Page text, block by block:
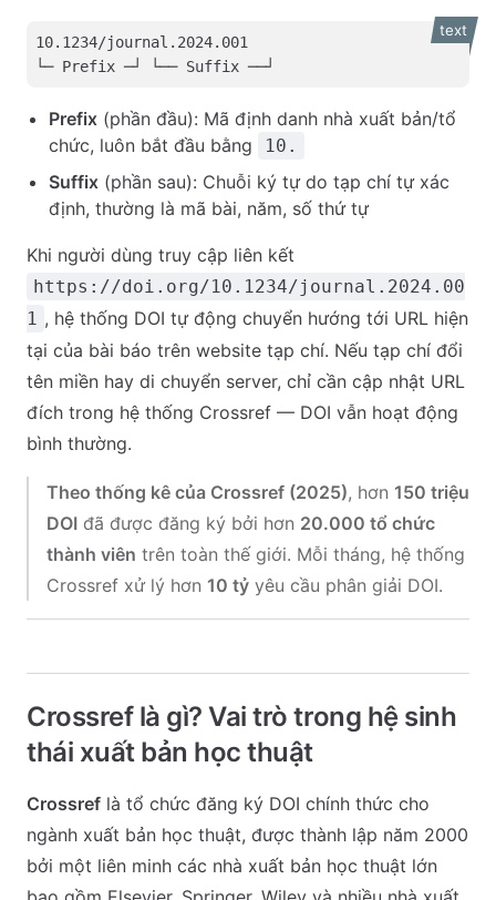
text
10.1234/journal.2024.001
└─ Prefix ─┘ └── Suffix ──┘
Prefix (phần đầu): Mã định danh nhà xuất bản/tổ
chức, luôn bắt đầu bằng
10.
Suffix (phần sau): Chuỗi ký tự do tạp chí tự xác
định, thường là mã bài, năm, số thứ tự
Khi người dùng truy cập liên kết
https://doi.org/10.1234/journal.2024.00
1 , hệ thống DOI tự động chuyển hướng tới URL hiện
tại của bài báo trên website tạp chí. Nếu tạp chí đổi
tên miền hay di chuyển server, chỉ cần cập nhật URL
đích trong hệ thống Crossref — DOI vẫn hoạt động
bình thường.
Theo thống kê của Crossref (2025), hơn 150 triệu
DOI đã được đăng ký bởi hơn 20.000 tổ chức
thành viên trên toàn thế giới. Mỗi tháng, hệ thống
Crossref xử lý hơn 10 tỷ yêu cầu phân giải DOI.
Crossref là gì? Vai trò trong hệ sinh
thái xuất bản học thuật
Crossref là tổ chức đăng ký DOI chính thức cho
ngành xuất bản học thuật, được thành lập năm 2000
bởi một liên minh các nhà xuất bản học thuật lớn